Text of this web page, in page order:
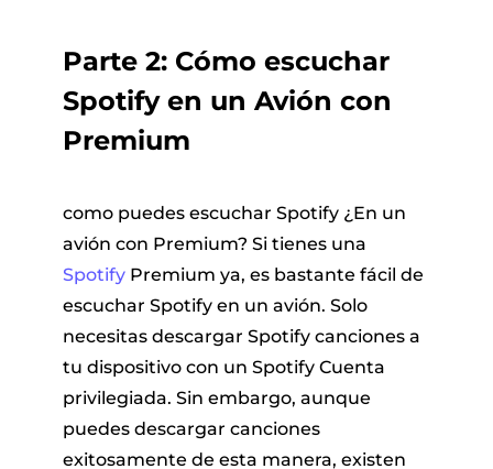
Parte 2: Cómo escuchar
Spotify en un Avión con
Premium
como puedes escuchar Spotify ¿En un
avión con Premium? Si tienes una
SpotifyPremium ya, es bastante fácil de
escuchar Spotify en un avión. Solo
necesitas descargar Spotify canciones a
tu dispositivo con un Spotify Cuenta
privilegiada. Sin embargo, aunque
puedes descargar canciones
exitosamente de esta manera, existen